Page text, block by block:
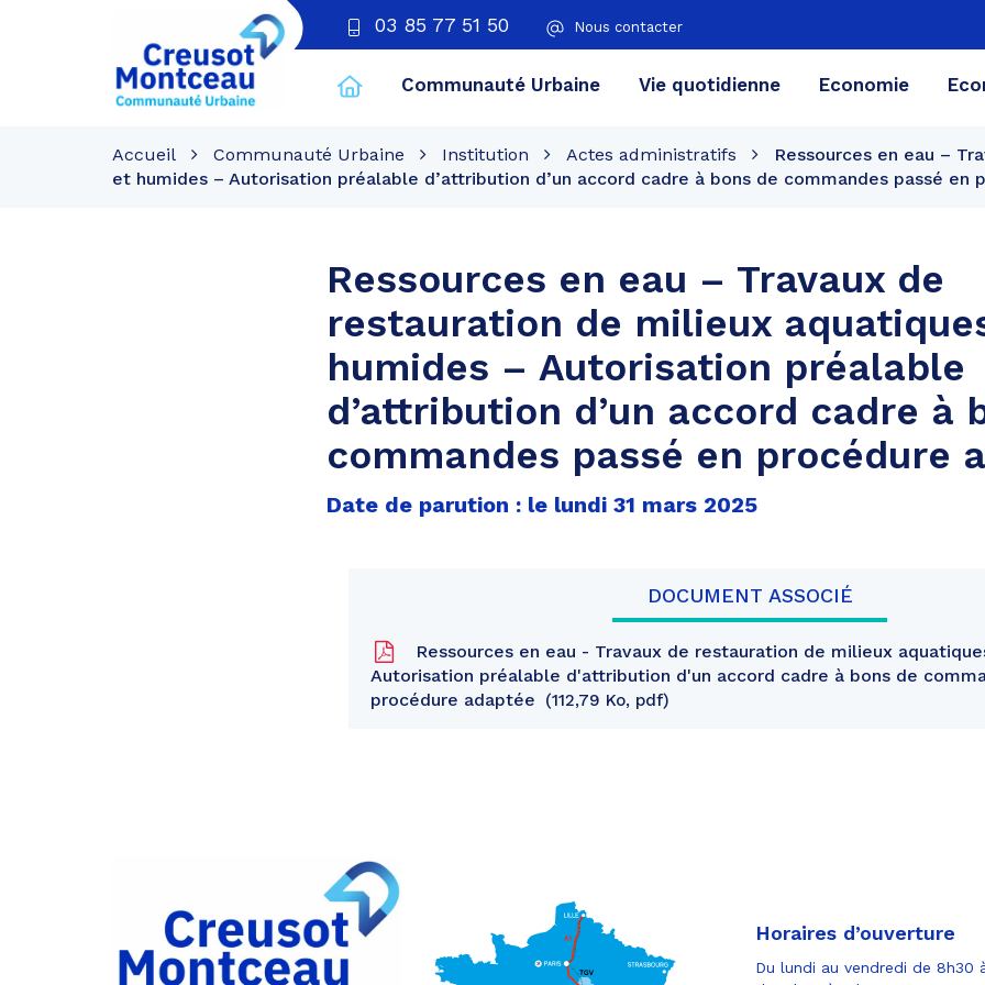
03 85 77 51 50 Nous contacter
Creusot
Montceau
Communauté Urbaine Vie quotidienne Economie
Accueil Communauté Urbaine Institution Actes administratifs
Ressources en eau –
et humides – Autorisation préalable d’attribution d’un accord cadre à bons de commandes passé en
Ressources en eau – Travaux de
restauration de milieux
humides – Autorisation préalable
d’attribution d’un accord cadre à
commandes passé en procédure
Date de parution : le lundi 31 mars 2025
DOCUMENT ASSOCIÉ
Ressources en eau - Travaux de restauration de milieux
Autorisation préalable d'attribution d'un accord cadre à bons de
procédure adaptée
112,79 Ko, pdf
Partager
sur
Facebook
Partager
Horaires d’ouverture
Du lundi au vendredi de 8h30